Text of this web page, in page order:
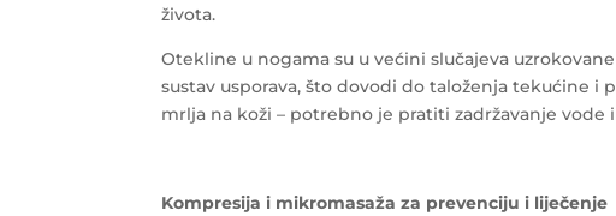
života.
Otekline u nogama su u većini slučajeva
sustav usporava, što dovodi do taloženja tekućine
mrlja na koži – potrebno je pratiti zadržavanje
Kompresija i mikromasaža za prevenciju i liječenje